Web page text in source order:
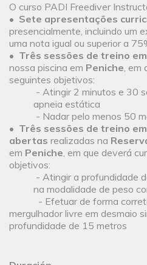
O curso PADI Freediver
• Sete apresentações
presencialmente, incluindo um
uma nota igual ou superior a
• Três sessões de treino
nossa piscina em Peniche, em
seguintes objetivos:
- Atingir 2 minutos e 30
apneia estática
- Nadar pelo menos 50
• Três sessões de treino
abertas realizadas na
em Peniche, em que deverá
objetivos:
- Atingir a profundidade
na modalidade de peso
- Efetuar de forma correta
mergulhador livre em desmaio
profundidade de 15 metros